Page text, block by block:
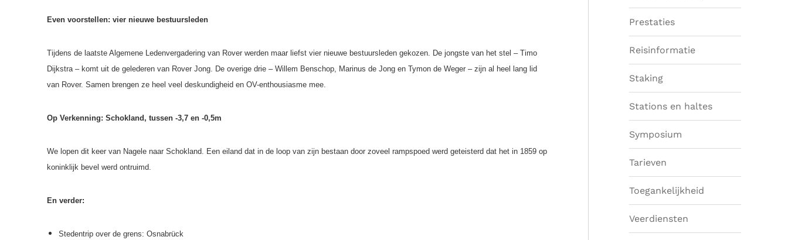
Even voorstellen: vier nieuwe bestuursleden
Tijdens de laatste Algemene Ledenvergadering van Rover werden maar liefst vier nieuwe bestuursleden gekozen. De jongste van het stel – Timo
Dijkstra – komt uit de gelederen van Rover Jong. De overige drie – Willem Benschop, Marinus de Jong en Tymon de Weger – zijn al heel lang lid
van Rover. Samen brengen ze heel veel deskundigheid en OV-enthousiasme mee.
Op Verkenning: Schokland, tussen -3,7 en -0,5m
We lopen dit keer van Nagele naar Schokland. Een eiland dat in de loop van zijn bestaan door zoveel rampspoed werd geteisterd dat het in 1859 op
koninklijk bevel werd ontruimd.
En verder:
Stedentrip over de grens: Osnabrück
Prestaties
Reisinformatie
Staking
Stations en haltes
Symposium
Tarieven
Toegankelijkheid
Veerdiensten